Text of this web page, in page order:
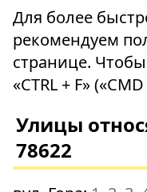
Для более
рекомендуем
странице.
«CTRL + F»
Улицы
78622